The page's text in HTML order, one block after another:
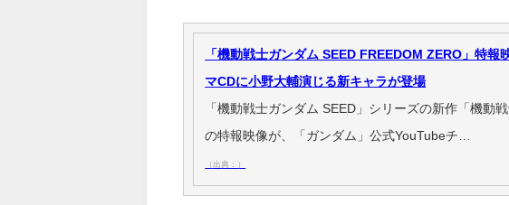
「機動戦士ガンダム SEED FREEDOM ZERO」特
マCDに小野大輔演じる新キャラが登場
「機動戦士ガンダム SEED」シリーズの新作「機動
の特報映像が、「ガンダム」公式YouTubeチ…
（出典：）